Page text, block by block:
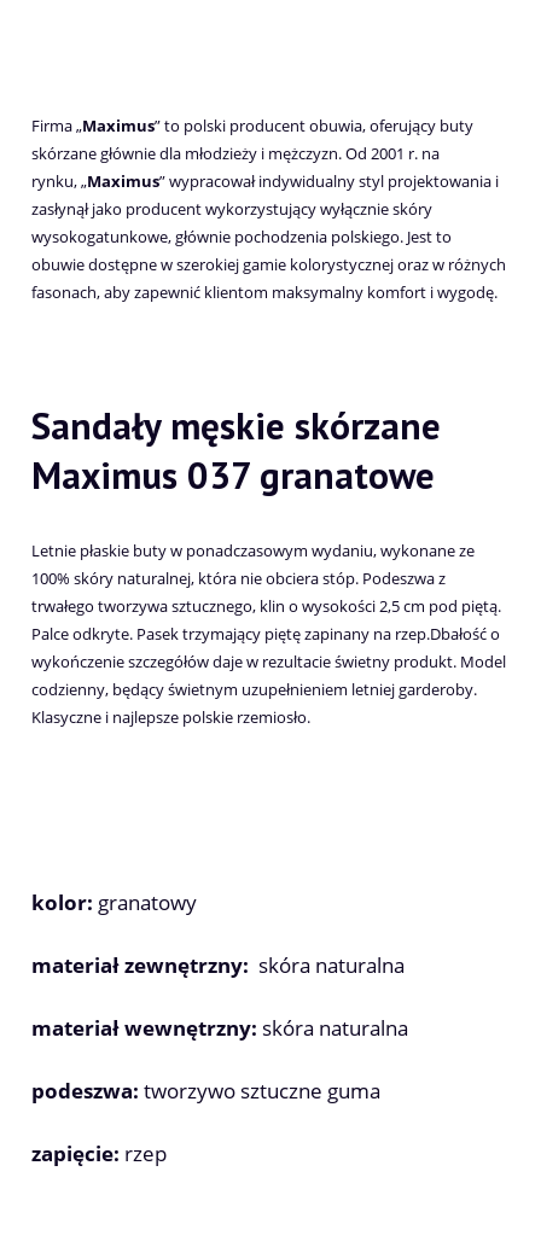
Firma „Maximus” to polski producent obuwia, oferujący buty
skórzane głównie dla młodzieży i mężczyzn. Od 2001 r. na
rynku, „Maximus” wypracował indywidualny styl projektowania i
zasłynął jako producent wykorzystujący wyłącznie skóry
wysokogatunkowe, głównie pochodzenia polskiego. Jest to
obuwie dostępne w szerokiej gamie kolorystycznej oraz w różnych
fasonach, aby zapewnić klientom maksymalny komfort i wygodę.
Sandały męskie skórzane
Maximus 037 granatowe
Letnie płaskie buty w ponadczasowym wydaniu, wykonane ze
100% skóry naturalnej, która nie obciera stóp. Podeszwa z
trwałego tworzywa sztucznego, klin o wysokości 2,5 cm pod piętą.
Palce odkryte. Pasek trzymający piętę zapinany na rzep.Dbałość o
wykończenie szczegółów daje w rezultacie świetny produkt. Model
codzienny, będący świetnym uzupełnieniem letniej garderoby.
Klasyczne i najlepsze polskie rzemiosło.
kolor: granatowy
materiał zewnętrzny: skóra naturalna
materiał wewnętrzny: skóra naturalna
podeszwa: tworzywo sztuczne guma
zapięcie: rzep